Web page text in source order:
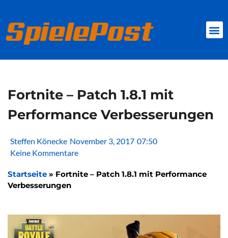
springen
Fortnite – Patch 1.8.1 mit
Performance Verbesserungen
Steffen Könecke November 3, 2017 07:50
Keine Kommentare
Startseite » Fortnite – Patch 1.8.1 mit Performance
Verbesserungen